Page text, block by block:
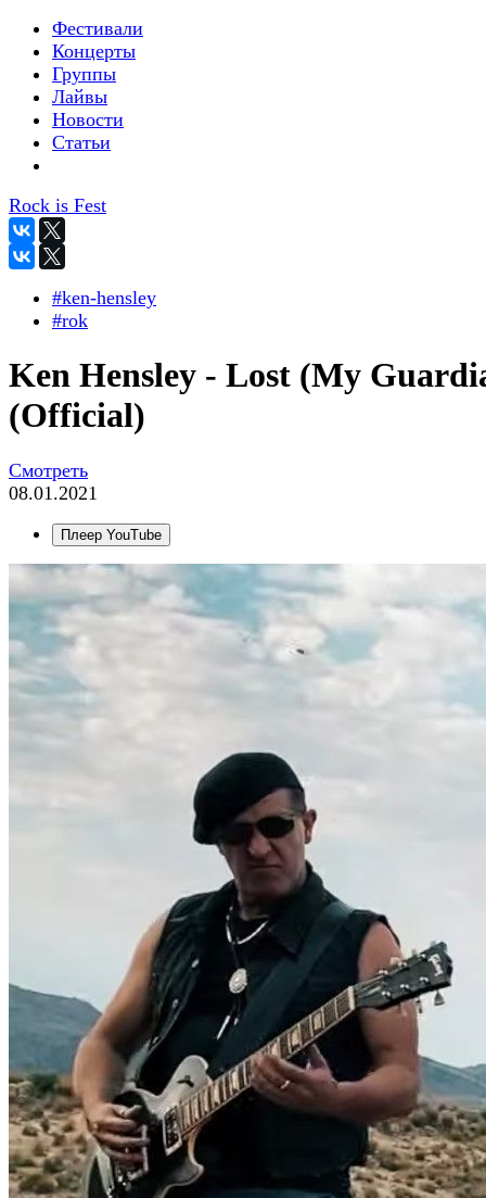
Фестивали
Концерты
Группы
Лайвы
Новости
Статьи
Rock is Fest
#ken-hensley
#rok
Ken Hensley - Lost (My
(Official)
Смотреть
08.01.2021
Плеер YouTube